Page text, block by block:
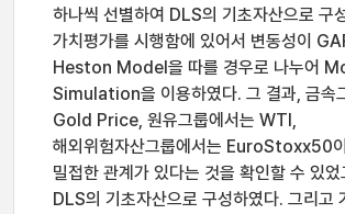
하나씩 선별하여 DLS의 기초자산으로 구
가치평가를 시행함에 있어서 변동성이
Heston Model을 따를 경우로 나누어
Simulation을 이용하였다. 그 결과, 금속
Gold Price, 원유그룹에서는 WTI,
해외위험자산그룹에서는 EuroStoxx50
밀접한 관계가 있다는 것을 확인할 수 있
DLS의 기초자산으로 구성하였다. 그리고